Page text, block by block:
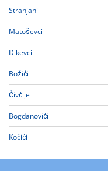
Stranjani
Matoševci
Dikevci
Božići
Čivčije
Bogdanovići
Kočići